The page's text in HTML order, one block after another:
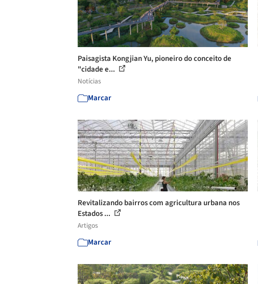
Paisagista Kongjian Yu, pioneiro do conceito de
"cidade e...
Notícias
Marcar
Revitalizando bairros com agricultura urbana nos
Estados ...
Artigos
Marcar